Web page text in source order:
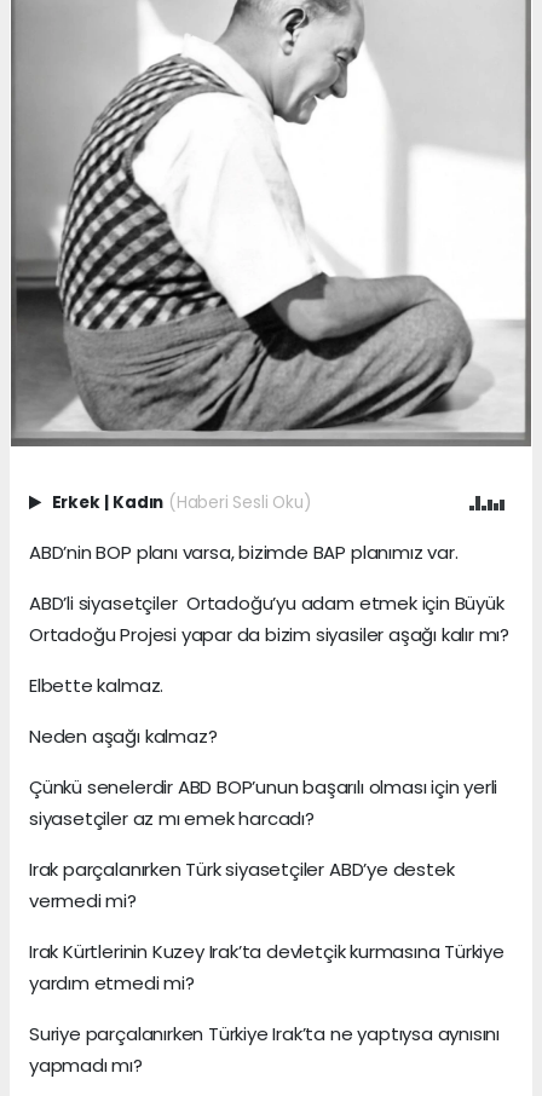
Erkek Kadın (Haberi Sesli Oku)
ABD’nin BOP planı varsa, bizimde BAP planımız var.
ABD’li siyasetçiler Ortadoğu’yu adam etmek için Büyük
Ortadoğu Projesi yapar da bizim siyasiler aşağı kalır mı?
Elbette kalmaz.
Neden aşağı kalmaz?
Çünkü senelerdir ABD BOP’unun başarılı olması için yerli
siyasetçiler az mı emek harcadı?
Irak parçalanırken Türk siyasetçiler ABD’ye destek
vermedi mi?
Irak Kürtlerinin Kuzey Irak’ta devletçik kurmasına Türkiye
yardım etmedi mi?
Suriye parçalanırken Türkiye Irak’ta ne yaptıysa aynısını
yapmadı mı?